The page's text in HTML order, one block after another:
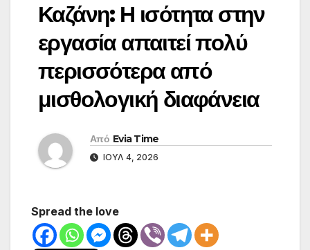
Καζάνη: Η ισότητα στην
εργασία απαιτεί πολύ
περισσότερα από
μισθολογική διαφάνεια
Από Evia Time
ΙΟΎΛ 4, 2026
Spread the love